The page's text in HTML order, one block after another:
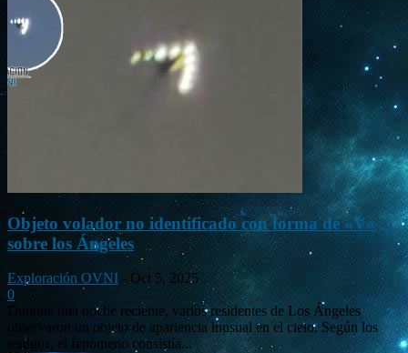
Objeto volador no identificado con forma de «V»
sobre los Ángeles
Exploración OVNI - Oct 5, 2025
0
Durante una noche reciente, varios residentes de Los Ángeles
observaron un objeto de apariencia inusual en el cielo. Según los
testigos, el fenómeno consistía...